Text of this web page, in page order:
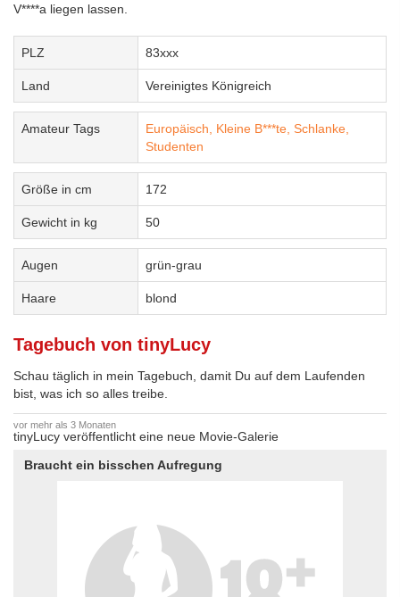
V****a liegen lassen.
PLZ 83xxx
Land Vereinigtes Königreich
Amateur Tags Europäisch, Kleine B***te, Schlanke,
Studenten
Größe in cm 172
Gewicht in kg 50
Augen grün-grau
Haare blond
Tagebuch von tinyLucy
Schau täglich in mein Tagebuch, damit Du auf dem Laufenden
bist, was ich so alles treibe.
vor mehr als 3 Monaten
tinyLucy veröffentlicht eine neue Movie-Galerie
Braucht ein bisschen Aufregung